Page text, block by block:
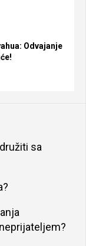
Odvajanje
sa